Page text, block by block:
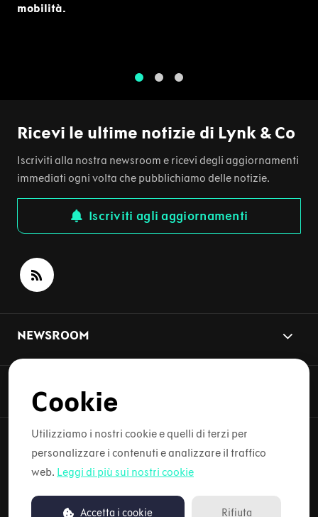
mobilità.
Ricevi le ultime notizie di Lynk & Co
Iscriviti alla nostra newsroom e ricevi degli aggiornamenti
immediati ogni volta che pubblichiamo delle notizie.
Iscriviti agli aggiornamenti
NEWSROOM
Copyright © 2026 Lynk & Co. Tutti i diritti riservati.
Informativa sulla privacy
Cookie
Utilizziamo i nostri cookie e quelli di terzi per
personalizzare i contenuti e analizzare il traffico
web. Leggi di più sui nostri cookie
Accetta i cookie Rifiuta